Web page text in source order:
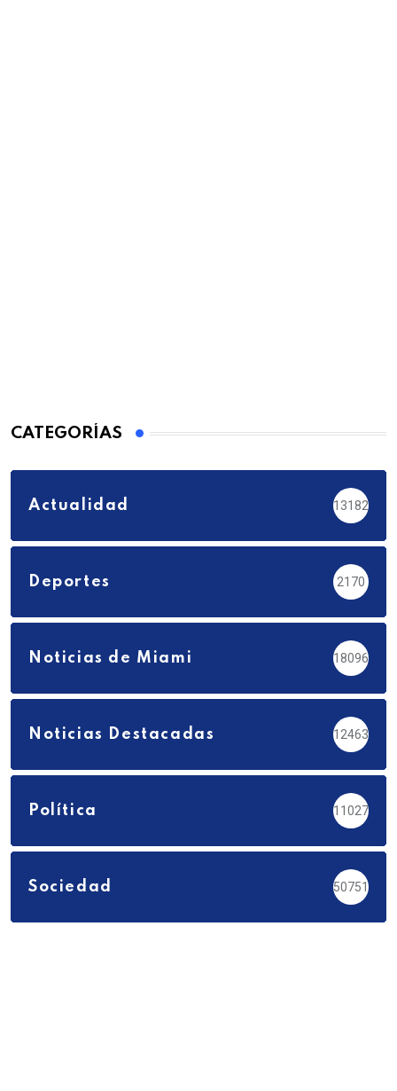
CATEGORÍAS
Actualidad 13182
Deportes 2170
Noticias de Miami 18096
Noticias Destacadas 12463
Política 11027
Sociedad 50751